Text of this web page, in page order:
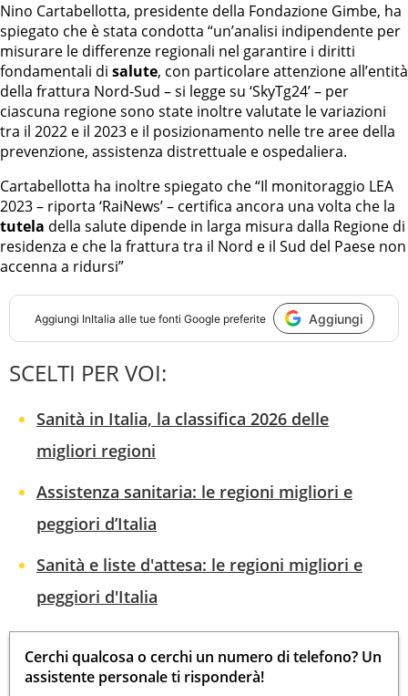
Nino Cartabellotta, presidente della Fondazione Gimbe, ha
spiegato che è stata condotta “un’analisi indipendente per
misurare le differenze regionali nel garantire i diritti
fondamentali di salute, con particolare attenzione all’entità
della frattura Nord-Sud – si legge su ‘SkyTg24’ – per
ciascuna regione sono state inoltre valutate le variazioni
tra il 2022 e il 2023 e il posizionamento nelle tre aree della
prevenzione, assistenza distrettuale e ospedaliera.
Cartabellotta ha inoltre spiegato che “Il monitoraggio LEA
2023 – riporta ‘RaiNews’ – certifica ancora una volta che la
tutela della salute dipende in larga misura dalla Regione di
residenza e che la frattura tra il Nord e il Sud del Paese non
accenna a ridursi”
Aggiungi InItalia alle tue fonti Google preferite Aggiungi
SCELTI PER VOI:
Sanità in Italia, la classifica 2026 delle
migliori regioni
Assistenza sanitaria: le regioni migliori e
peggiori d’Italia
Sanità e liste d'attesa: le regioni migliori e
peggiori d'Italia
Cerchi qualcosa o cerchi un numero di telefono? Un
assistente personale ti risponderà!